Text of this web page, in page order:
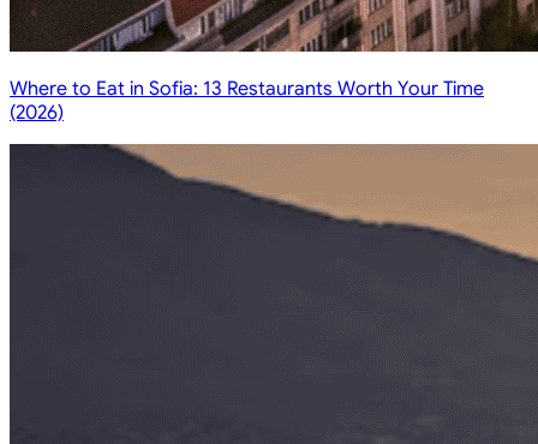
Where to Eat in Sofia: 13 Restaurants Worth Your Time
(2026)